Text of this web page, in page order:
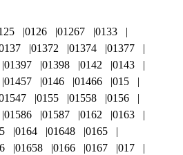
0126 01267
0133
01372 01374
01377
01397 01398 0142
0143
01457 0146 01466
015
0155 01558
0156
01586 01587 0162
0163
0164 01648
0165
01658 0166 0167
017